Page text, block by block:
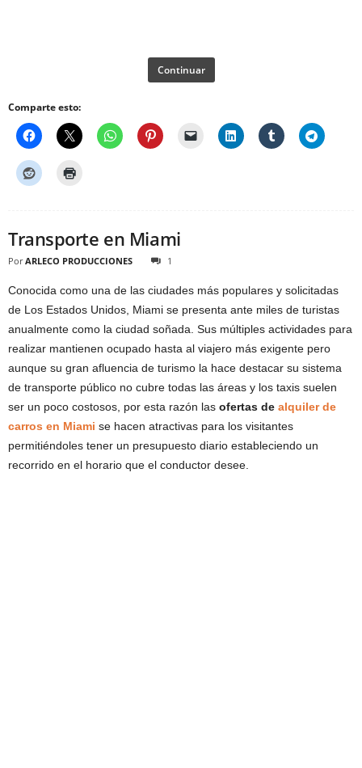
Continuar
Comparte esto:
Transporte en Miami
Por ARLECO PRODUCCIONES 1
Conocida como una de las ciudades más populares y solicitadas
de Los Estados Unidos, Miami se presenta ante miles de turistas
anualmente como la ciudad soñada. Sus múltiples actividades para
realizar mantienen ocupado hasta al viajero más exigente pero
aunque su gran afluencia de turismo la hace destacar su sistema
de transporte público no cubre todas las áreas y los taxis suelen
ser un poco costosos, por esta razón las ofertas de alquiler de
carros en Miami se hacen atractivas para los visitantes
permitiéndoles tener un presupuesto diario estableciendo un
recorrido en el horario que el conductor desee.